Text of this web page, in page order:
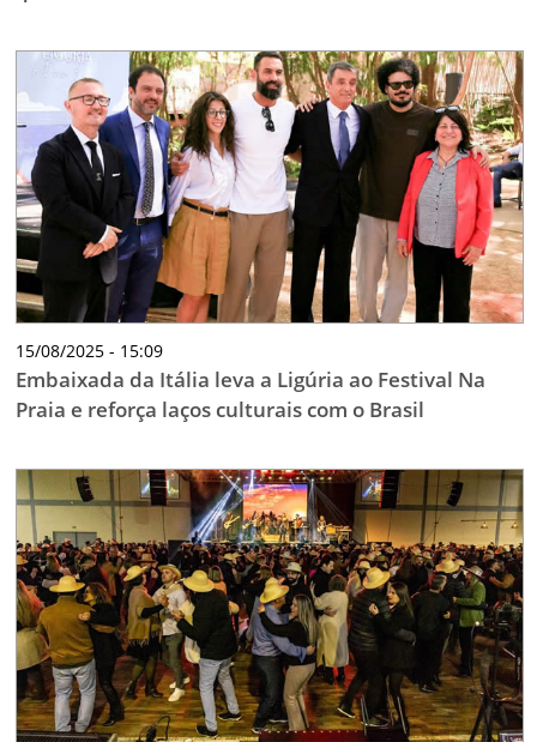
15/08/2025 - 15:09
Embaixada da Itália leva a Ligúria ao Festival Na
Praia e reforça laços culturais com o Brasil